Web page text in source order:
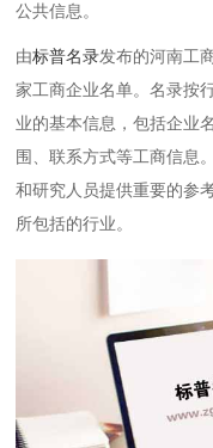
公共信息。
由标普名录发布的河南工
家工商企业名单。名录按
业的基本信息，包括企业
围、联系方式等工商信息
和研究人员提供重要的参
所包括的行业。